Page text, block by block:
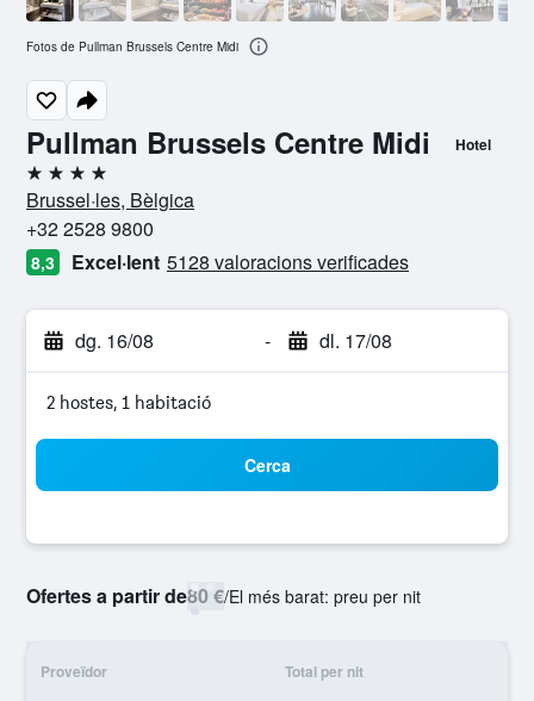
Pullman Brussels Centre Midi Hotel
4 estrelles
Brussel·les, Bèlgica
+32 2528 9800
8,3 Excel·lent 5128 valoracions verificades
dg. 16/08 - dl. 17/08
2 hostes, 1 habitació
Cerca
Ofertes a partir de80 €/El més barat: preu per nit
Proveïdor Total per nit
Fotos de Pullman Brussels Centre Midi